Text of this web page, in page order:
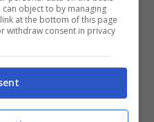
Silvia Toffanin
object to by managing
at the bottom of this page
withdraw consent in privacy